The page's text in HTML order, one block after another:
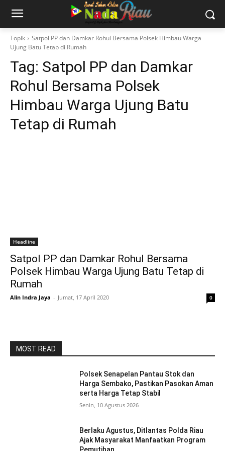
Topik
Satpol PP dan Damkar Rohul Bersama Polsek Himbau Warga
Ujung Batu Tetap di Rumah
Tag: Satpol PP dan Damkar
Rohul Bersama Polsek
Himbau Warga Ujung Batu
Tetap di Rumah
Headline
Satpol PP dan Damkar Rohul Bersama
Polsek Himbau Warga Ujung Batu Tetap di
Rumah
Alin Indra Jaya - Jumat, 17 April 2020 0
MOST READ
Polsek Senapelan Pantau Stok dan
Harga Sembako, Pastikan Pasokan Aman
serta Harga Tetap Stabil
Senin, 10 Agustus 2026
Berlaku Agustus, Ditlantas Polda Riau
Ajak Masyarakat Manfaatkan Program
Pemutihan